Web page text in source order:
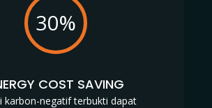
30%
COST SAVING
karbon-negatif terbukti dapat